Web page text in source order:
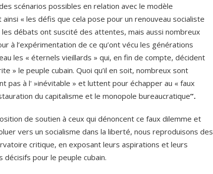
scénarios possibles en relation avec le modèle
« les défis que cela pose pour un renouveau socialiste
débats ont suscité des attentes, mais aussi nombreux
à l’expérimentation de ce qu’ont vécu les générations
les « éternels vieillards » qui, en fin de compte, décident
» le peuple cubain. Quoi qu’il en soit, nombreux sont
pas à l' »inévitable » et luttent pour échapper au « faux
du capitalisme et le monopole bureaucratique”.
de soutien à ceux qui dénoncent ce faux dilemme et
vers un socialisme dans la liberté, nous reproduisons des
critique, en exposant leurs aspirations et leurs
pour le peuple cubain.